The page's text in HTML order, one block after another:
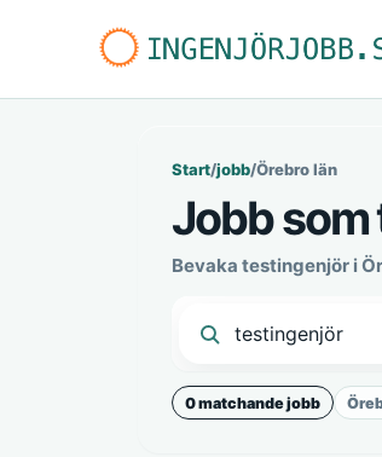
Start/jobb/Örebro län
Jobb som
Bevaka testingenjör i
0 matchande jobb